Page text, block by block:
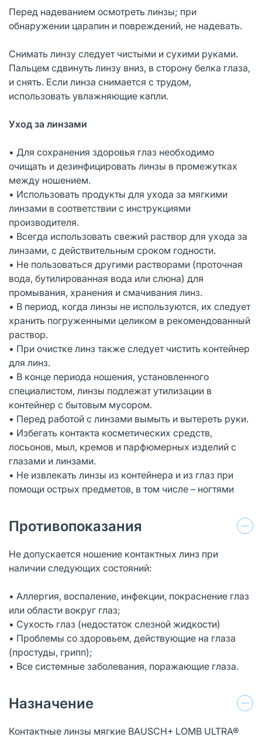
Перед надеванием осмотреть линзы; при
обнаружении царапин и повреждений, не надевать.
Снимать линзу следует чистыми и сухими руками.
Пальцем сдвинуть линзу вниз, в сторону белка глаза,
и снять. Если линза снимается с трудом,
использовать увлажняющие капли.
Уход за линзами
• Для сохранения здоровья глаз необходимо
очищать и дезинфицировать линзы в промежутках
между ношением.
• Использовать продукты для ухода за мягкими
линзами в соответствии с инструкциями
производителя.
• Всегда использовать свежий раствор для ухода за
линзами, с действительным сроком годности.
• Не пользоваться другими растворами (проточная
вода, бутилированная вода или слюна) для
промывания, хранения и смачивания линз.
• В период, когда линзы не используются, их следует
хранить погруженными целиком в рекомендованный
раствор.
• При очистке линз также следует чистить контейнер
для линз.
• В конце периода ношения, установленного
специалистом, линзы подлежат утилизации в
контейнер с бытовым мусором.
• Перед работой с линзами вымыть и вытереть руки.
• Избегать контакта косметических средств,
лосьонов, мыл, кремов и парфюмерных изделий с
глазами и линзами.
• Не извлекать линзы из контейнера и из глаз при
помощи острых предметов, в том числе – ногтями
Противопоказания
Не допускается ношение контактных линз при
наличии следующих состояний:
• Аллергия, воспаление, инфекции, покраснение глаз
или области вокруг глаз;
• Сухость глаз (недостаток слезной жидкости)
• Проблемы со здоровьем, действующие на глаза
(простуды, грипп);
• Все системные заболевания, поражающие глаза.
Назначение
Контактные линзы мягкие BAUSCH+ LOMB ULTRA®